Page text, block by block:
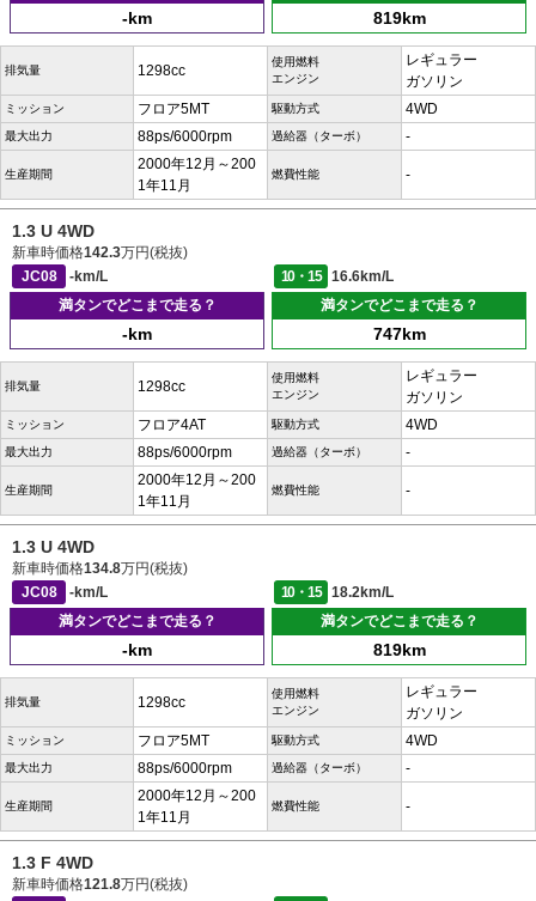
-km 819km
排気量 1298cc
使用燃料
エンジン
レギュラー
ガソリン
ミッション フロア5MT 駆動方式 4WD
最大出力 88ps/6000rpm 過給器（ターボ） -
生産期間
2000年12月～200
1年11月
燃費性能 -
1.3 U 4WD
新車時価格142.3万円(税抜)
JC08
-km/L 10・15
16.6km/L
満タンでどこまで走る？
-km
満タンでどこまで走る？
747km
排気量 1298cc
使用燃料
エンジン
レギュラー
ガソリン
ミッション フロア4AT 駆動方式 4WD
最大出力 88ps/6000rpm 過給器（ターボ） -
生産期間
2000年12月～200
1年11月
燃費性能 -
1.3 U 4WD
新車時価格134.8万円(税抜)
JC08
-km/L 10・15
18.2km/L
満タンでどこまで走る？
-km
満タンでどこまで走る？
819km
排気量 1298cc
使用燃料
エンジン
レギュラー
ガソリン
ミッション フロア5MT 駆動方式 4WD
最大出力 88ps/6000rpm 過給器（ターボ） -
生産期間
2000年12月～200
1年11月
燃費性能 -
1.3 F 4WD
新車時価格121.8万円(税抜)